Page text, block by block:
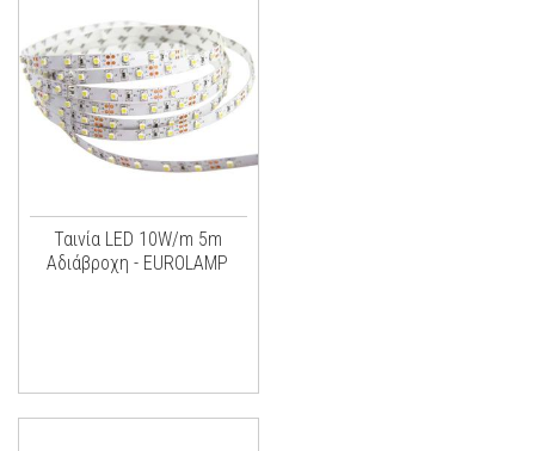
Ταινία LED 10W/m 5m
Αδιάβροχη - EUROLAMP